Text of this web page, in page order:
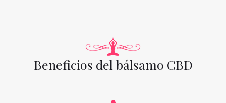
Beneficios del bálsamo CBD